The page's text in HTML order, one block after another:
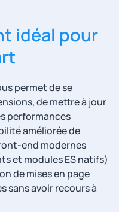
idéal pour
permet de se
de mettre à jour
performances
améliorée de
end modernes
et modules ES natifs)
de mises en page
sans avoir recours à